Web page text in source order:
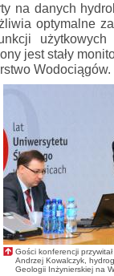
na danych
optymalne
jest stały
Wodociągów.
Gości konferencji
Andrzej Kowalczyk,
Geologii Inżynierskiej na